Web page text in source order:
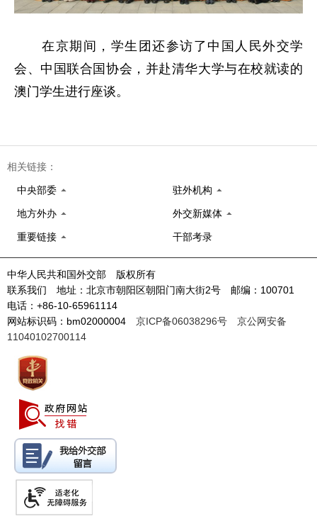
在京期间，学生团还参访了中国人民外交学
会、中国联合国协会，并赴清华大学与在校就读的
澳门学生进行座谈。
相关链接：
中央部委 驻外机构
地方外办 外交新媒体
重要链接 干部考录
中华人民共和国外交部 版权所有
联系我们 地址：北京市朝阳区朝阳门南大街2号 邮编：100701
电话：+86-10-65961114
网站标识码：bm02000004 京ICP备06038296号
京公网安备
11040102700114